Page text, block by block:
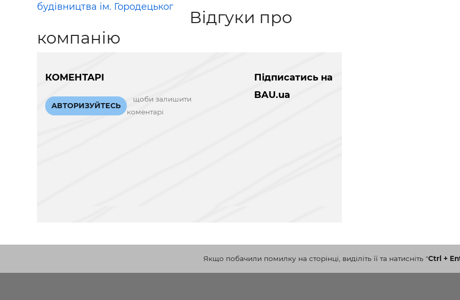
будівництва ім. Городецьког
Відгуки про
компанію
КОМЕНТАРІ
АВТОРИЗУЙТЕСЬ
щоби залишити
коментарі
Підписатись на
BAU.ua
Якщо побачили помилку на сторінці, виділіть її та натисніть "Ctrl +